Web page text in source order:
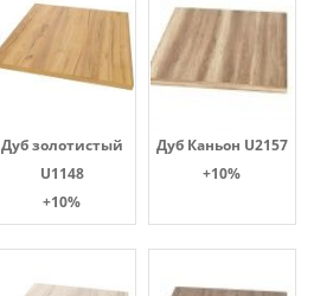
Дуб золотистый
U1148
+10%
Дуб Каньон U2157
+10%